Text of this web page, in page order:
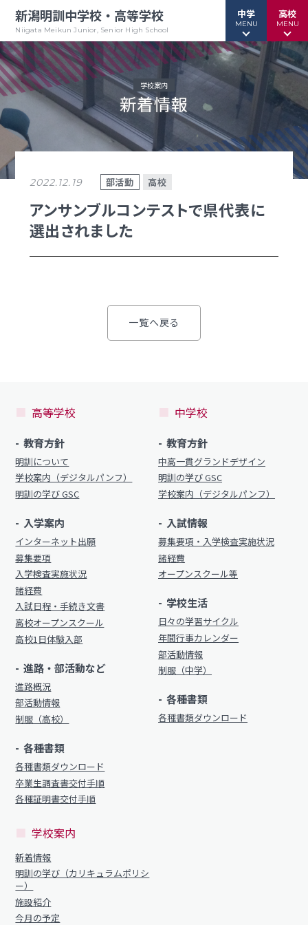
新潟明訓中学校・高等学校
Niigata Meikun Junior, Senior High School
中学
MENU
行事予定 緊急情報
教育方針
募集要項・
入学検査実施状況
諸経費
オープンスクール等
学校生活
日々の学習サイクル
年間行事カレンダー
部活動情報
制服（中学）
各種書類
各種書類ダウンロード
学校案内
新着情報
施設紹介
今月の予定
教員募集
高校
MENU
行事予定 緊急情報
教育方針
（デジタルパンフ）
インターネット出願
入学検査実施状況
諸経費
高校オープンスクール
高校1日体験入部
進路・部活動など
進路概況
部活動情報
制服（高校）
各種書類
各種書類ダウンロード
卒業生調査書交付手順
学校案内
新着情報
学校案内
新着情報
2022.12.19 部活動 高校
アンサンブルコンテストで県代表に
選出されました
一覧へ戻る
高等学校
教育方針
明訓について
学校案内（デジタルパンフ）
明訓の学び GSC
入学案内
インターネット出願
募集要項
入学検査実施状況
諸経費
入試日程・手続き文書
高校オープンスクール
高校1日体験入部
進路・部活動など
進路概況
部活動情報
制服（高校）
各種書類
各種書類ダウンロード
卒業生調査書交付手順
各種証明書交付手順
中学校
教育方針
中高一貫グランドデザイン
明訓の学び GSC
学校案内（デジタルパンフ）
入試情報
募集要項・入学検査実施状況
諸経費
オープンスクール等
学校生活
日々の学習サイクル
年間行事カレンダー
部活動情報
制服（中学）
各種書類
各種書類ダウンロード
学校案内
新着情報
明訓の学び（カリキュラムポリシ
ー）
施設紹介
今月の予定